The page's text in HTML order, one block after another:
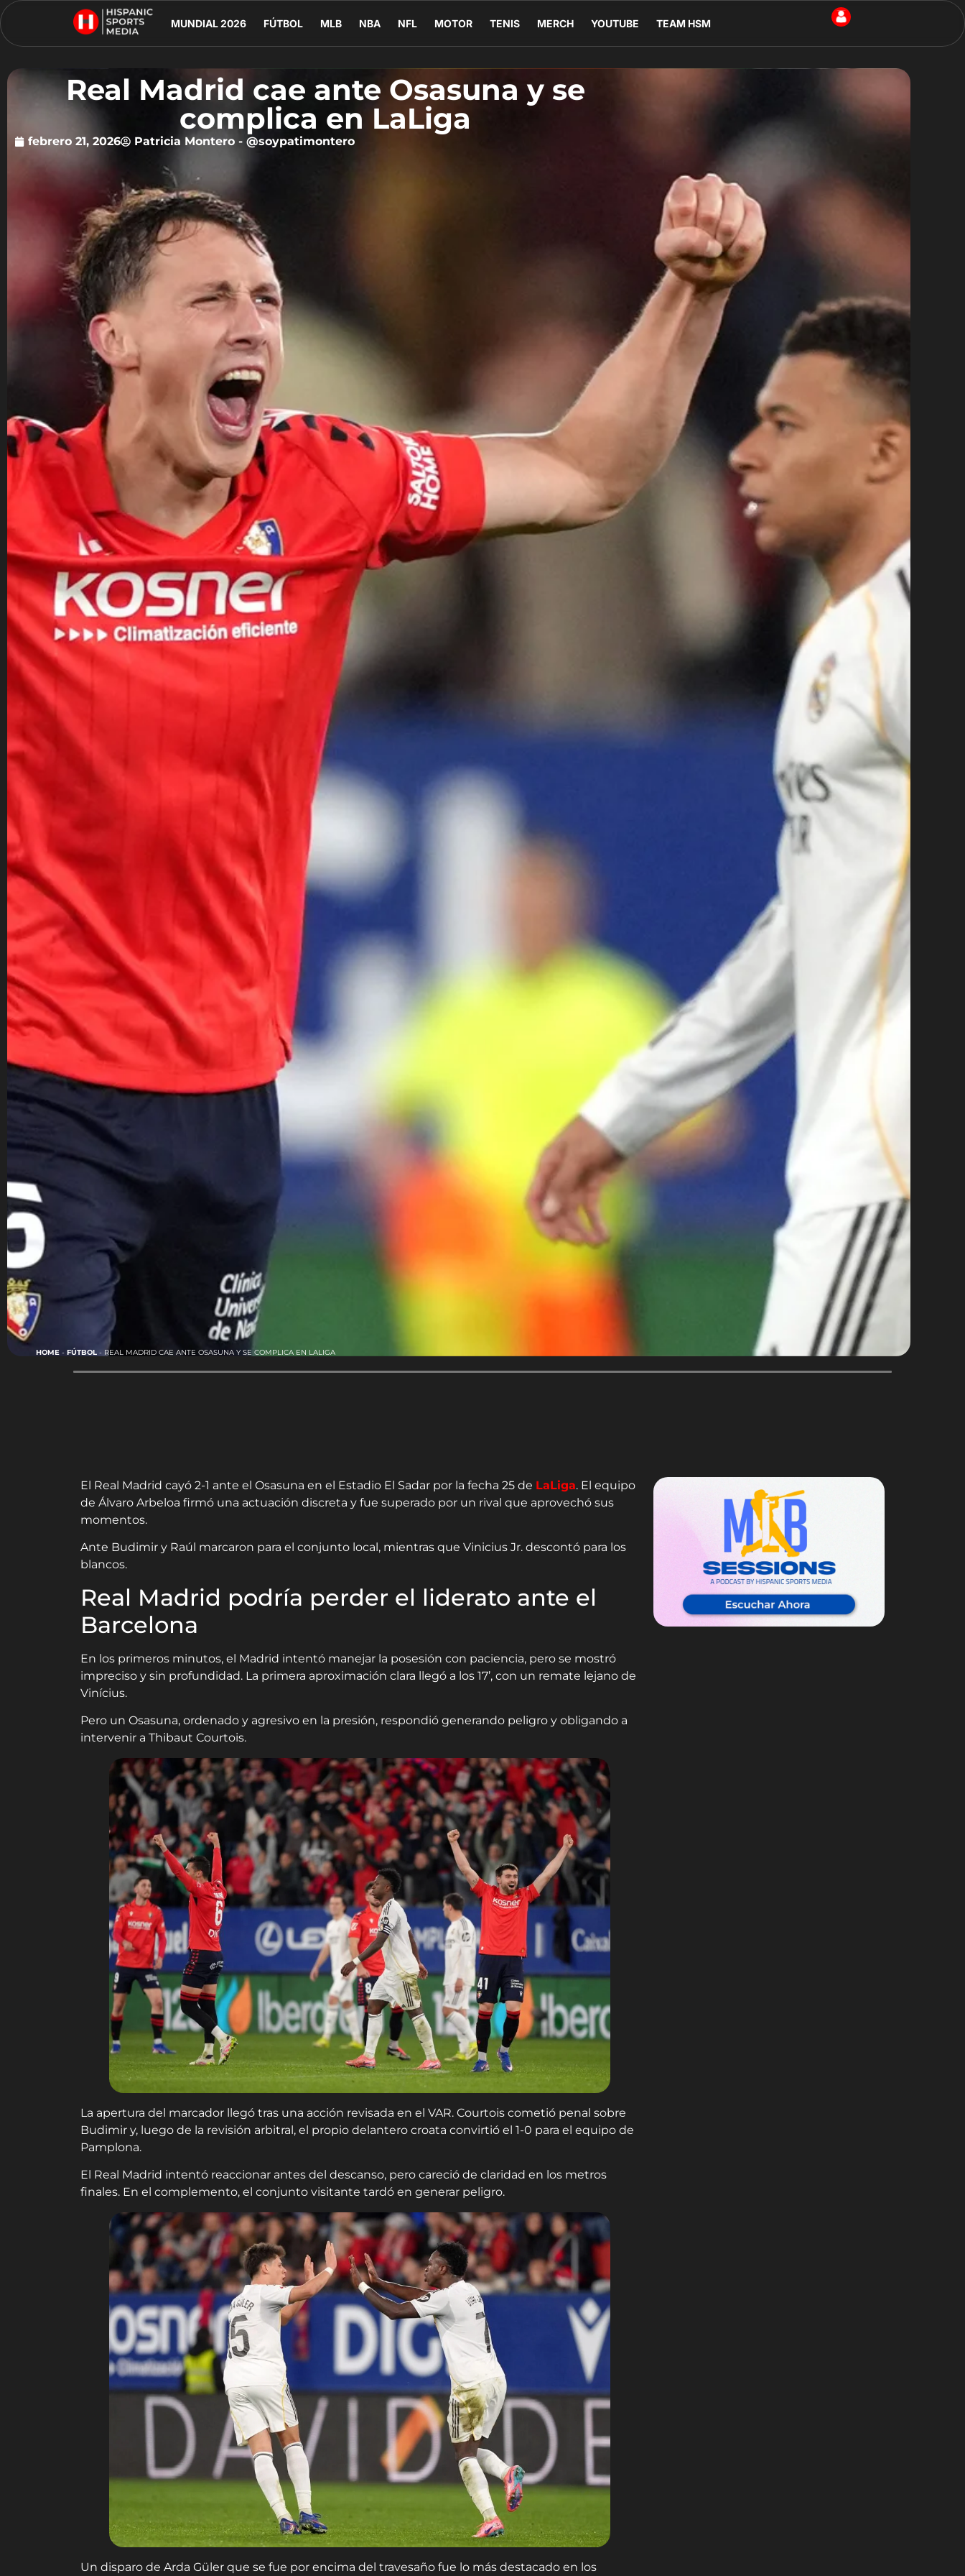
MUNDIAL 2026 FÚTBOL MLB NBA NFL MOTOR TENIS MERCH YOUTUBE TEAM HSM
Real Madrid cae ante Osasuna y se
complica en LaLiga
febrero 21, 2026 Patricia Montero - @soypatimontero
HOME- FÚTBOL- REAL MADRID CAE ANTE OSASUNA Y SE COMPLICA EN LALIGA
El Real Madrid cayó 2-1 ante el Osasuna en el Estadio El Sadar por la fecha 25 de LaLiga. El equipo
de Álvaro Arbeloa firmó una actuación discreta y fue superado por un rival que aprovechó sus
momentos.
Ante Budimir y Raúl marcaron para el conjunto local, mientras que Vinicius Jr. descontó para los
blancos.
Real Madrid podría perder el liderato ante el
Barcelona
En los primeros minutos, el Madrid intentó manejar la posesión con paciencia, pero se mostró
impreciso y sin profundidad. La primera aproximación clara llegó a los 17’, con un remate lejano de
Vinícius.
Pero un Osasuna, ordenado y agresivo en la presión, respondió generando peligro y obligando a
intervenir a Thibaut Courtois.
La apertura del marcador llegó tras una acción revisada en el VAR. Courtois cometió penal sobre
Budimir y, luego de la revisión arbitral, el propio delantero croata convirtió el 1-0 para el equipo de
Pamplona.
El Real Madrid intentó reaccionar antes del descanso, pero careció de claridad en los metros
finales. En el complemento, el conjunto visitante tardó en generar peligro.
Un disparo de Arda Güler que se fue por encima del travesaño fue lo más destacado en los